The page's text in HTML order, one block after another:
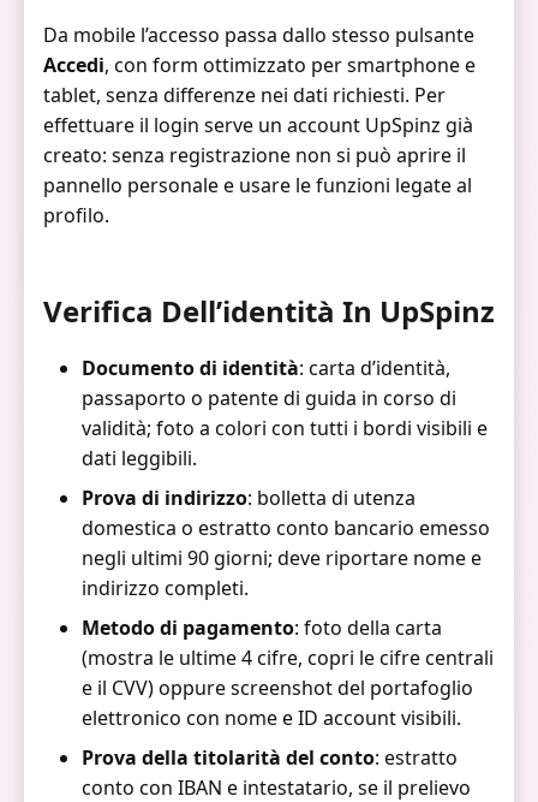
Da mobile l’accesso passa dallo stesso pulsante
Accedi, con form ottimizzato per smartphone e
tablet, senza differenze nei dati richiesti. Per
effettuare il login serve un account UpSpinz già
creato: senza registrazione non si può aprire il
pannello personale e usare le funzioni legate al
profilo.
Verifica Dell’identità In UpSpinz
Documento di identità: carta d’identità,
passaporto o patente di guida in corso di
validità; foto a colori con tutti i bordi visibili e
dati leggibili.
Prova di indirizzo: bolletta di utenza
domestica o estratto conto bancario emesso
negli ultimi 90 giorni; deve riportare nome e
indirizzo completi.
Metodo di pagamento: foto della carta
(mostra le ultime 4 cifre, copri le cifre centrali
e il CVV) oppure screenshot del portafoglio
elettronico con nome e ID account visibili.
Prova della titolarità del conto: estratto
conto con IBAN e intestatario, se il prelievo